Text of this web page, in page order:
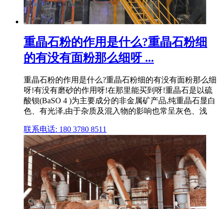
重晶石粉的作用是什么?重晶石粉细
的有没有面粉那么细呀 ...
重晶石粉的作用是什么?重晶石粉细的有没有面粉那么细
呀!有没有磨砂的作用呀!在那里能买到呀!重晶石是以硫
酸钡(BaSO 4 )为主要成分的非金属矿产品,纯重晶石显白
色、有光泽,由于杂质及混入物的影响也常呈灰色、浅
联系电话: 180 3780 8511